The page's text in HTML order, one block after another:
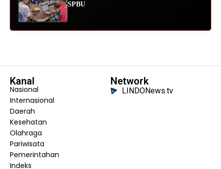
SPBU
Kanal
Nasional
Internasional
Daerah
Kesehatan
Olahraga
Pariwisata
Pemerintahan
Indeks
Network
LINDONews.tv